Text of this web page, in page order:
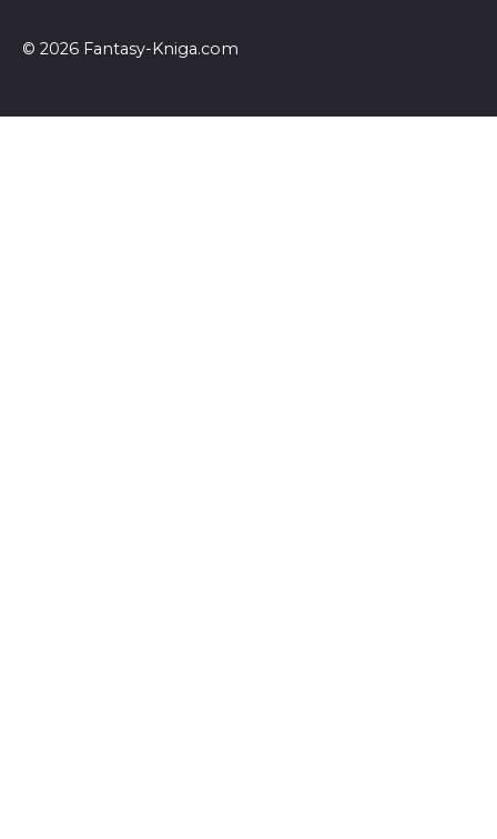
© 2026 Fantasy-Kniga.com